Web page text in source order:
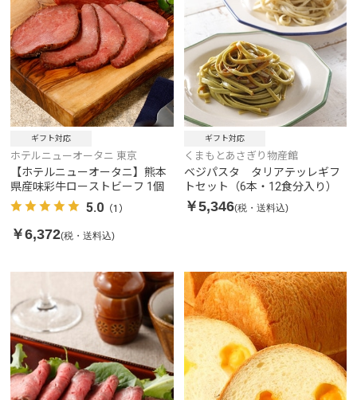
ギフト対応
ホテルニューオータニ 東京
【ホテルニューオータニ】熊本
県産味彩牛ローストビーフ 1個
5.0 （1）
￥6,372(税・送料込)
ギフト対応
くまもとあさぎり物産館
ベジパスタ タリアテッレギフ
トセット（6本・12食分入り）
￥5,346(税・送料込)